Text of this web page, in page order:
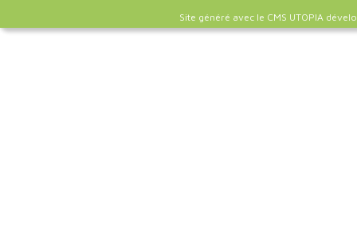
Site généré avec le CMS UTOPIA